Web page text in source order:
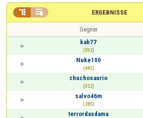
ERGEBNISSE
 
Gegner
kab77
(392)
Nuke100
(445)
chuchosaurio
(352)
salvo46m
(285)
terrordasdama